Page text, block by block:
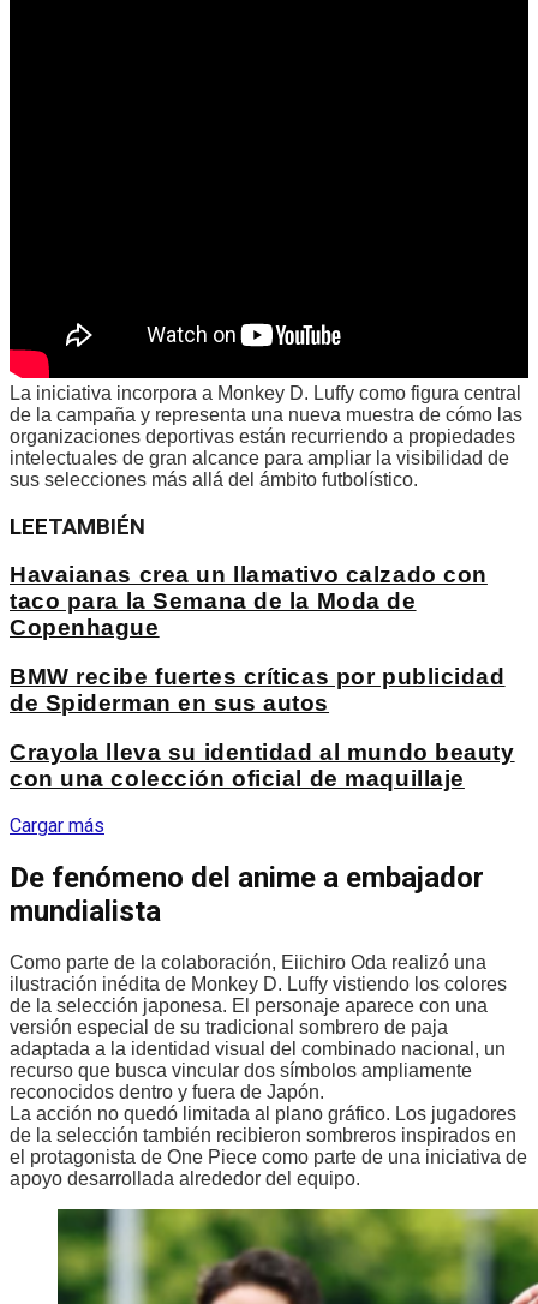
La iniciativa incorpora a Monkey D. Luffy como figura central
de la campaña y representa una nueva muestra de cómo las
organizaciones deportivas están recurriendo a propiedades
intelectuales de gran alcance para ampliar la visibilidad de
sus selecciones más allá del ámbito futbolístico.
LEETAMBIÉN
Havaianas crea un llamativo calzado con
taco para la Semana de la Moda de
Copenhague
BMW recibe fuertes críticas por publicidad
de Spiderman en sus autos
Crayola lleva su identidad al mundo beauty
con una colección oficial de maquillaje
Cargar más
De fenómeno del anime a embajador
mundialista
Como parte de la colaboración, Eiichiro Oda realizó una
ilustración inédita de Monkey D. Luffy vistiendo los colores
de la selección japonesa. El personaje aparece con una
versión especial de su tradicional sombrero de paja
adaptada a la identidad visual del combinado nacional, un
recurso que busca vincular dos símbolos ampliamente
reconocidos dentro y fuera de Japón.
La acción no quedó limitada al plano gráfico. Los jugadores
de la selección también recibieron sombreros inspirados en
el protagonista de One Piece como parte de una iniciativa de
apoyo desarrollada alrededor del equipo.